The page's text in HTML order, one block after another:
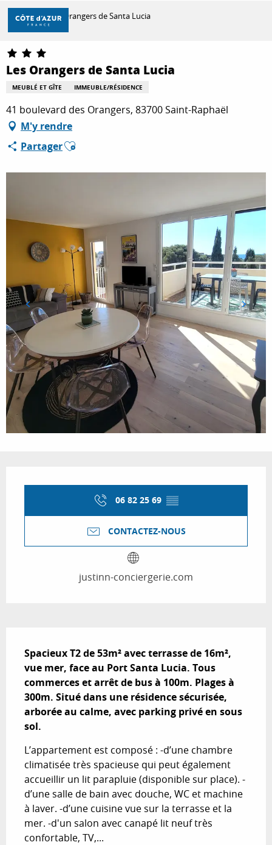
Aller
contenu
principal
DÉCOUVRIR
À FAIRE
SÉJOURNER
Accueil Les Orangers de Santa Lucia
Les Orangers de Santa Lucia
MEUBLÉ ET GÎTE IMMEUBLE/RÉSIDENCE
41 boulevard des Orangers, 83700 Saint-Raphaël
M'y rendre
PartagerAjouter aux favoris
06 82 25 69 ▒▒
CONTACTEZ-NOUS
justinn-conciergerie.com
Spacieux T2 de 53m² avec terrasse de 16m²,
vue mer, face au Port Santa Lucia. Tous
commerces et arrêt de bus à 100m. Plages à
300m. Situé dans une résidence sécurisée,
arborée au calme, avec parking privé en sous
sol.
L’appartement est composé : -d’une chambre
climatisée très spacieuse qui peut également
accueillir un lit parapluie (disponible sur place). -
d’une salle de bain avec douche, WC et machine
à laver. -d’une cuisine vue sur la terrasse et la
mer. -d'un salon avec canapé lit neuf très
confortable, TV,...